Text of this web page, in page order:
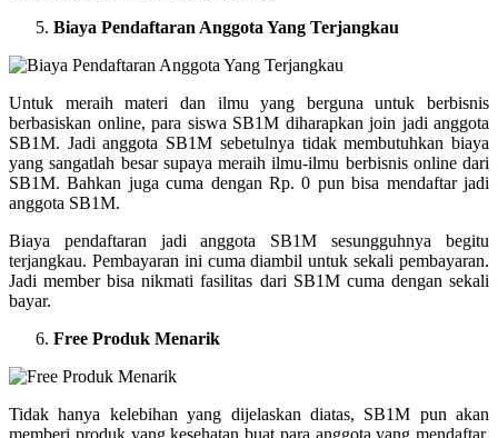
Biaya Pendaftaran Anggota Yang Terjangkau
Untuk meraih materi dan ilmu yang berguna untuk berbisnis
berbasiskan online, para siswa SB1M diharapkan join jadi anggota
SB1M. Jadi anggota SB1M sebetulnya tidak membutuhkan biaya
yang sangatlah besar supaya meraih ilmu-ilmu berbisnis online dari
SB1M. Bahkan juga cuma dengan Rp. 0 pun bisa mendaftar jadi
anggota SB1M.
Biaya pendaftaran jadi anggota SB1M sesungguhnya begitu
terjangkau. Pembayaran ini cuma diambil untuk sekali pembayaran.
Jadi member bisa nikmati fasilitas dari SB1M cuma dengan sekali
bayar.
Free Produk Menarik
Tidak hanya kelebihan yang dijelaskan diatas, SB1M pun akan
memberi produk yang kesehatan buat para anggota yang mendaftar.